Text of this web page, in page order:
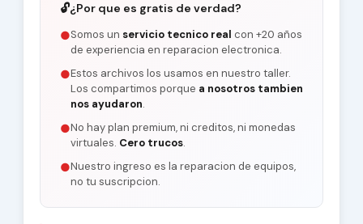
🔓¿Por que es gratis de verdad?
●Somos un servicio tecnico real con +20 años
de experiencia en reparacion electronica.
●Estos archivos los usamos en nuestro taller.
Los compartimos porque a nosotros tambien
nos ayudaron.
●No hay plan premium, ni creditos, ni monedas
virtuales. Cero trucos.
●Nuestro ingreso es la reparacion de equipos,
no tu suscripcion.